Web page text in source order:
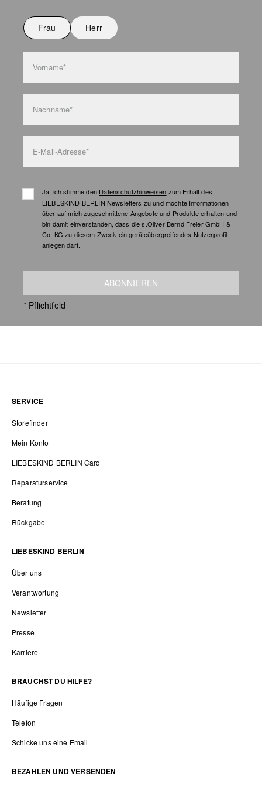
Nicht waschen
Frau Herr
Vorname*
Nachname*
E-Mail-Adresse*
Ja, ich stimme den Datenschutzhinweisen zum Erhalt des
LIEBESKIND BERLIN Newsletters zu und möchte Informationen
über auf mich zugeschnittene Angebote und Produkte erhalten und
bin damit einverstanden, dass die s.Oliver Bernd Freier GmbH &
Co. KG zu diesem Zweck ein geräteübergreifendes Nutzerprofil
anlegen darf.
ABONNIEREN
* Pflichtfeld
SERVICE
Storefinder
Mein Konto
LIEBESKIND BERLIN Card
Reparaturservice
Beratung
Rückgabe
LIEBESKIND BERLIN
Über uns
Verantwortung
Newsletter
Presse
Karriere
BRAUCHST DU HILFE?
Häufige Fragen
Telefon
Schicke uns eine Email
BEZAHLEN UND VERSENDEN